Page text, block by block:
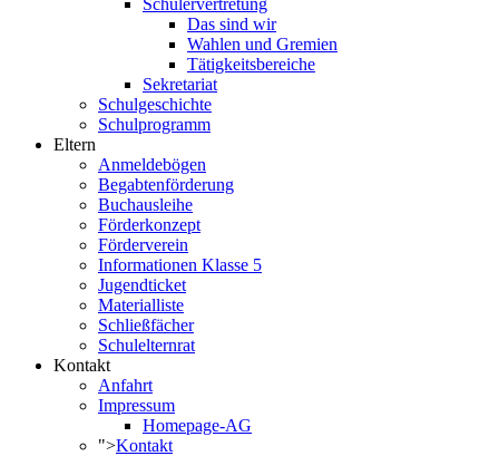
Schülervertretung
Das sind wir
Wahlen und Gremien
Tätigkeitsbereiche
Sekretariat
Schulgeschichte
Schulprogramm
Eltern
Anmeldebögen
Begabtenförderung
Buchausleihe
Förderkonzept
Förderverein
Informationen Klasse 5
Jugendticket
Materialliste
Schließfächer
Schulelternrat
Kontakt
Anfahrt
Impressum
Homepage-AG
">Kontakt